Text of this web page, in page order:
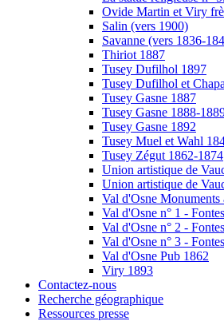
Ovide Martin et Viry
Salin (vers 1900)
Savanne (vers 1836-
Thiriot 1887
Tusey Dufilhol 1897
Tusey Dufilhol et
Tusey Gasne 1887
Tusey Gasne 1888-
Tusey Gasne 1892
Tusey Muel et Wahl
Tusey Zégut 1862-1874
Union artistique de
Union artistique de
Val d'Osne Monuments
Val d'Osne n° 1 -
Val d'Osne n° 2 -
Val d'Osne n° 3 -
Val d'Osne Pub 1862
Viry 1893
Contactez-nous
Recherche géographique
Ressources presse